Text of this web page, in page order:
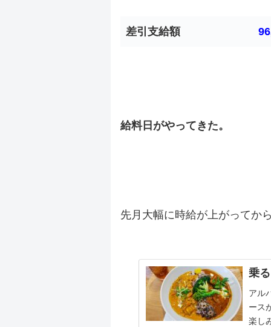
差引支給額
給料日がやってきた。
先月大幅に時給が上がってか
乗
アル
ース
楽し